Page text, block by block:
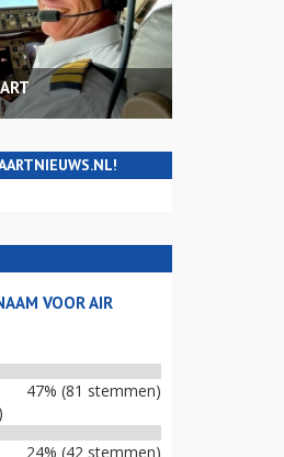
VOOR AIR
47% (81 stemmen)
24% (42 stemmen)